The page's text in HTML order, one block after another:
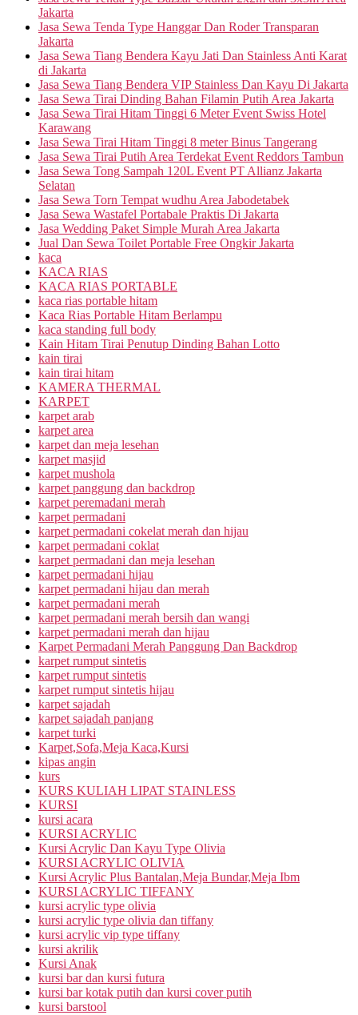
Jakarta
Jasa Sewa Tenda Type Hanggar Dan Roder Transparan
Jakarta
Jasa Sewa Tiang Bendera Kayu Jati Dan Stainless Anti Karat
di Jakarta
Jasa Sewa Tiang Bendera VIP Stainless Dan Kayu Di Jakarta
Jasa Sewa Tirai Dinding Bahan Filamin Putih Area Jakarta
Jasa Sewa Tirai Hitam Tinggi 6 Meter Event Swiss Hotel
Karawang
Jasa Sewa Tirai Hitam Tinggi 8 meter Binus Tangerang
Jasa Sewa Tirai Putih Area Terdekat Event Reddors Tambun
Jasa Sewa Tong Sampah 120L Event PT Allianz Jakarta
Selatan
Jasa Sewa Torn Tempat wudhu Area Jabodetabek
Jasa Sewa Wastafel Portabale Praktis Di Jakarta
Jasa Wedding Paket Simple Murah Area Jakarta
Jual Dan Sewa Toilet Portable Free Ongkir Jakarta
kaca
KACA RIAS
KACA RIAS PORTABLE
kaca rias portable hitam
Kaca Rias Portable Hitam Berlampu
kaca standing full body
Kain Hitam Tirai Penutup Dinding Bahan Lotto
kain tirai
kain tirai hitam
KAMERA THERMAL
KARPET
karpet arab
karpet area
karpet dan meja lesehan
karpet masjid
karpet mushola
karpet panggung dan backdrop
karpet peremadani merah
karpet permadani
karpet permadani cokelat merah dan hijau
karpet permadani coklat
karpet permadani dan meja lesehan
karpet permadani hijau
karpet permadani hijau dan merah
karpet permadani merah
karpet permadani merah bersih dan wangi
karpet permadani merah dan hijau
Karpet Permadani Merah Panggung Dan Backdrop
karpet rumput sintetis
karpet rumput sintetis
karpet rumput sintetis hijau
karpet sajadah
karpet sajadah panjang
karpet turki
Karpet,Sofa,Meja Kaca,Kursi
kipas angin
kurs
KURS KULIAH LIPAT STAINLESS
KURSI
kursi acara
KURSI ACRYLIC
Kursi Acrylic Dan Kayu Type Olivia
KURSI ACRYLIC OLIVIA
Kursi Acrylic Plus Bantalan,Meja Bundar,Meja Ibm
KURSI ACRYLIC TIFFANY
kursi acrylic type olivia
kursi acrylic type olivia dan tiffany
kursi acrylic vip type tiffany
kursi akrilik
Kursi Anak
kursi bar dan kursi futura
kursi bar kotak putih dan kursi cover putih
kursi barstool